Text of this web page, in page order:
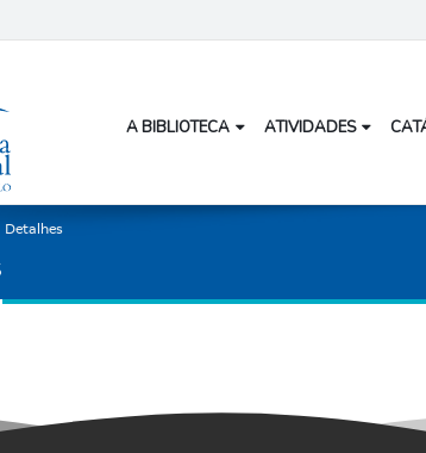
A BIBLIOTECA ATIVIDADES
Detalhes